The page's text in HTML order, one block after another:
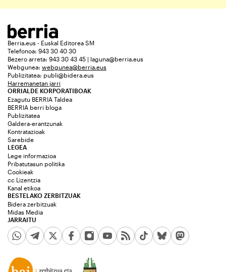
Berria.eus - Euskal Editorea SM
Telefonoa: 943 30 40 30
Bezero arreta: 943 30 43 45 | laguna@berria.eus
Webgunea: webgunea@berria.eus
Publizitatea: publi@bidera.eus
Harremanetan jarri
ORRIALDE KORPORATIBOAK
Ezagutu BERRIA Taldea
BERRIA berri bloga
Publizitatea
Galdera-erantzunak
Kontratazioak
Sarebide
JARRAITU
LEGEA
Lege informazioa
Pribatutasun politika
Cookieak
cc Lizentzia
Kanal etikoa
BESTELAKO ZERBITZUAK
Bidera zerbitzuak
Midas Media